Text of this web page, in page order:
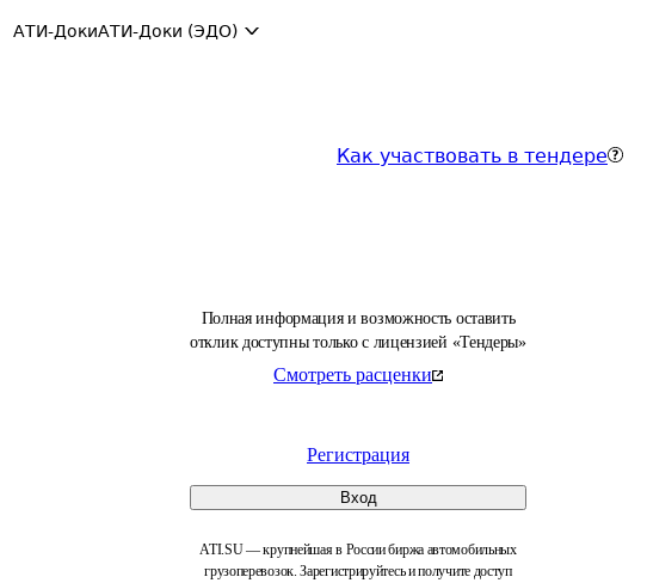
АТИ-ДокиАТИ-Доки (ЭДО)
Как участвовать в тендере
Полная информация и возможность оставить
отклик доступны только с лицензией «Тендеры»
Смотреть расценки
Регистрация
Вход
ATI.SU — крупнейшая в России биржа автомобильных
грузоперевозок. Зарегистрируйтесь и получите доступ